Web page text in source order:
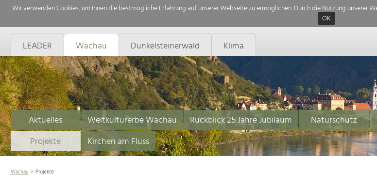
Wir verwenden Cookies, um Ihnen die bestmögliche Erfahrung auf unserer Webseite zu ermöglichen. Durch die Nutzung unserer
OK
LEADER Wachau Dunkelsteinerwald Klima
Aktuelles Weltkulturerbe Wachau Rückblick 25 Jahre Jubiläum Naturschutz
Projekte
Kirchen am Fluss
Wachau Projekte